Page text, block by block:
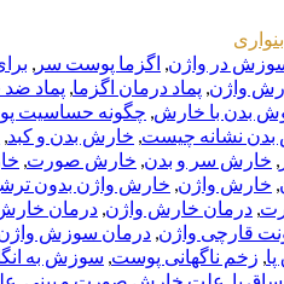
در واژن اگزما پوست سر
واژن پماد درمان اگزما پماد
بدن با خارش چگونه حساسیت
نشانه چيست خارش بدن و کبد
خارش سر و بدن خارش صورت
خارش واژن خارش واژن بدون
درمان خارش واژن درمان
قارچی واژن درمان سوزش
زخم ناگهانی پوست سوزش به